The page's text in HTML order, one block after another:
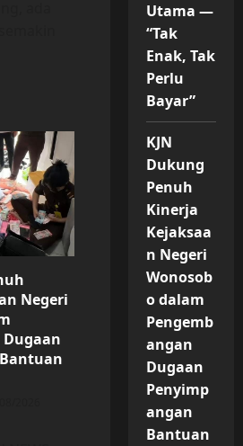
Negeri
Utama —
“Tak
Enak, Tak
Perlu
Bayar”
KJN
Dukung
Penuh
Kinerja
Kejaksaa
n Negeri
Wonosob
o dalam
Pengemb
angan
Dugaan
Penyimp
angan
Bantuan